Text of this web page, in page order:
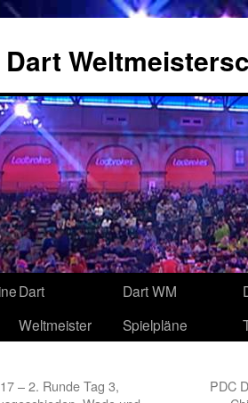
Dart
Dart
Weltmeister
Dart WM
Spielpläne
– 2. Runde Tag 3,
PDC